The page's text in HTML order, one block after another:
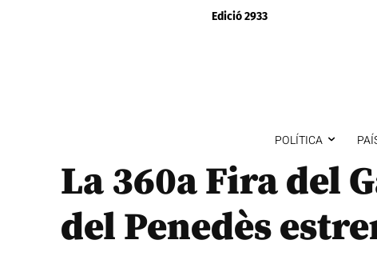
Edició 2933
POLÍTICA
La 360a Fira del
del Penedès